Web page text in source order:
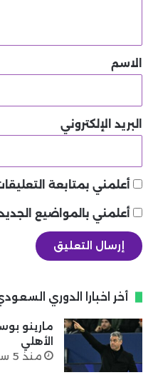
*الاسم
البريد الإلكتروني
أعلمني بمتابعة
أعلمني بالمواضيع
أخر اخبارا الدوري
مارينو
الأهلي
منذ 5 ساعات